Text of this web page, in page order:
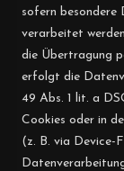
sofern besondere
verarbeitet
die Übertragung
erfolgt die
49 Abs. 1 lit. a
Cookies oder in
(z. B. via Device-